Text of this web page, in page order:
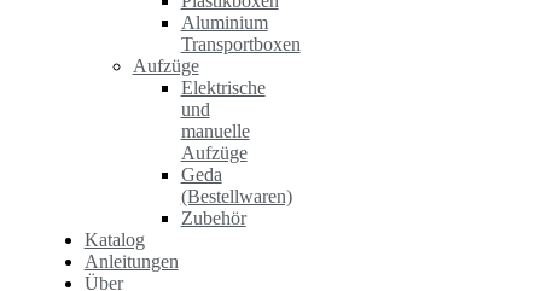
Aluminium
Transportboxen
Aufzüge
Elektrische
und
manuelle
Aufzüge
Geda
(Bestellwaren)
Zubehör
Katalog
Anleitungen
Über